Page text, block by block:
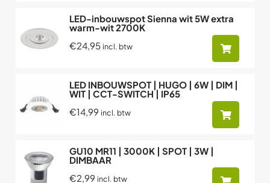
LED-inbouwspot Sienna wit 5W extra
warm-wit 2700K
€24,95 incl. btw
LED INBOUWSPOT | HUGO | 6W | DIM |
WIT | CCT-SWITCH | IP65
€14,99 incl. btw
GU10 MR11 | 3000K | SPOT | 3W |
DIMBAAR
€2,99 incl. btw